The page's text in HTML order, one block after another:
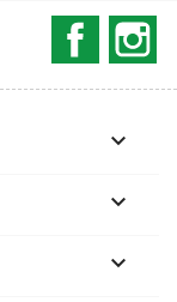


